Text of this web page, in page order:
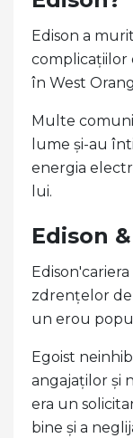
Edison a
complicațiilor
în West
Multe
lume și-au
energia
lui.
Edison
zdrențelor
un erou
Egoist
angajaților și
era un
bine și a